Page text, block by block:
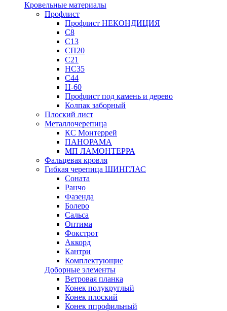
Кровельные материалы
Профлист
Профлист НЕКОНДИЦИЯ
С8
С13
СП20
С21
НС35
С44
Н-60
Профлист под камень и дерево
Колпак заборный
Плоский лист
Металлочерепица
КС Монтеррей
ПАНОРАМА
МП ЛАМОНТЕРРА
Фальцевая кровля
Гибкая черепица ШИНГЛАС
Соната
Ранчо
Фазенда
Болеро
Сальса
Оптима
Фокстрот
Аккорд
Кантри
Комплектующие
Доборные элементы
Ветровая планка
Конек полукруглый
Конек плоский
Конек ппрофильный